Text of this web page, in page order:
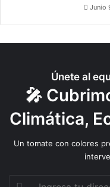
emergente Alfo
,
encierro, cuestiones
profundizaron en una
índices de salud
con una veta personal: “
cerca a amigas y
canción no juzga por
Junio
Únete al
🎤
Climática,
Un tomate con colores
Ingresa